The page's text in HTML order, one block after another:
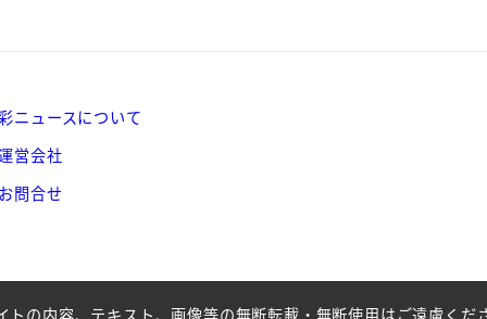
ニュースについて
営会社
問合せ